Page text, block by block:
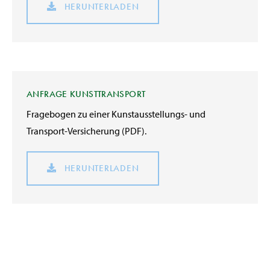
HERUNTERLADEN
ANFRAGE KUNSTTRANSPORT
Fragebogen zu einer Kunstausstellungs- und
Transport-Versicherung (PDF).
HERUNTERLADEN